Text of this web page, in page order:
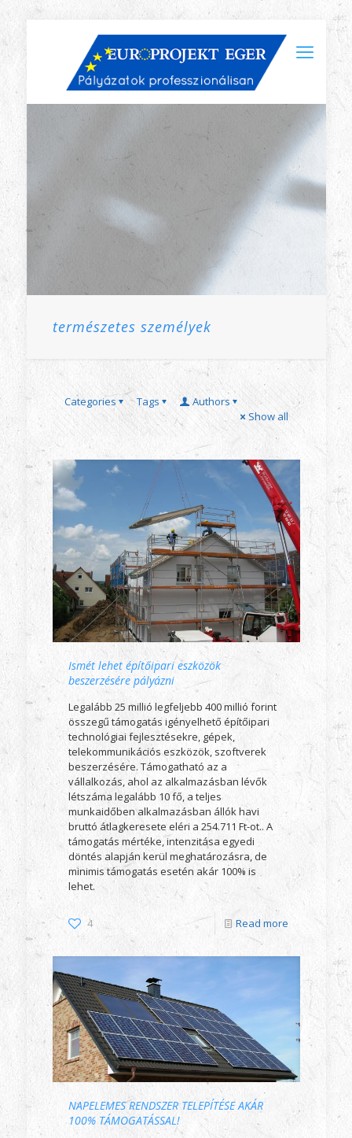
természetes személyek
Categories Tags
Authors
Show all
Ismét lehet építőipari eszközök
beszerzésére pályázni
Legalább 25 millió legfeljebb 400 millió forint
összegű támogatás igényelhető építőipari
technológiai fejlesztésekre, gépek,
telekommunikációs eszközök, szoftverek
beszerzésére. Támogatható az a
vállalkozás, ahol az alkalmazásban lévők
létszáma legalább 10 fő, a teljes
munkaidőben alkalmazásban állók havi
bruttó átlagkeresete eléri a 254.711 Ft-ot.. A
támogatás mértéke, intenzitása egyedi
döntés alapján kerül meghatározásra, de
minimis támogatás esetén akár 100% is
lehet.
4 Read more
NAPELEMES RENDSZER TELEPÍTÉSE AKÁR
100% TÁMOGATÁSSAL!